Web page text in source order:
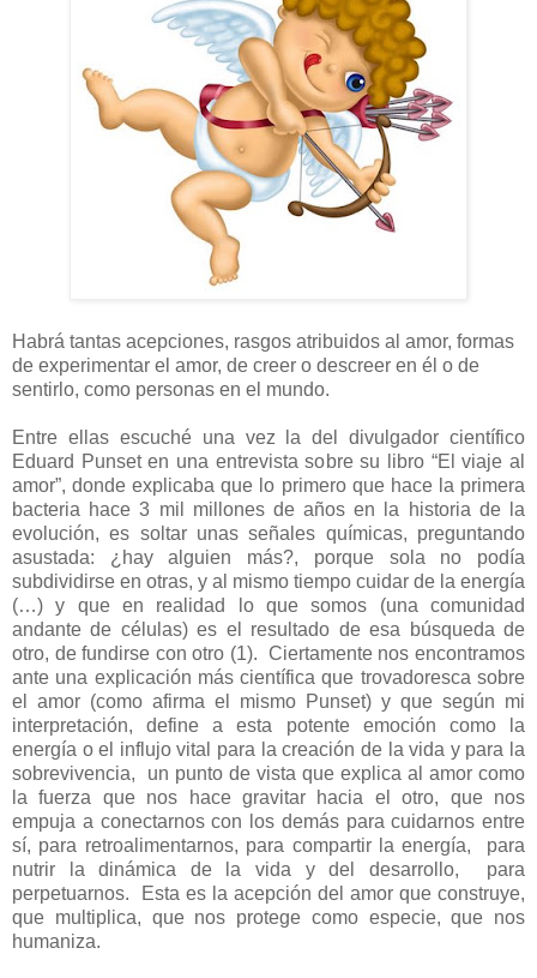
Habrá tantas acepciones, rasgos atribuidos al amor, formas
de experimentar el amor, de creer o descreer en él o de
sentirlo, como personas en el mundo.
Entre ellas escuché una vez la del divulgador científico
Eduard Punset en una entrevista sobre su libro “El viaje al
amor”, donde explicaba que lo primero que hace la primera
bacteria hace 3 mil millones de años en la historia de la
evolución, es soltar unas señales químicas, preguntando
asustada: ¿hay alguien más?, porque sola no podía
subdividirse en otras, y al mismo tiempo cuidar de la energía
(…) y que en realidad lo que somos (una comunidad
andante de células) es el resultado de esa búsqueda de
otro, de fundirse con otro (1). Ciertamente nos encontramos
ante una explicación más científica que trovadoresca sobre
el amor (como afirma el mismo Punset) y que según mi
interpretación, define a esta potente emoción como la
energía o el influjo vital para la creación de la vida y para la
sobrevivencia, un punto de vista que explica al amor como
la fuerza que nos hace gravitar hacia el otro, que nos
empuja a conectarnos con los demás para cuidarnos entre
sí, para retroalimentarnos, para compartir la energía, para
nutrir la dinámica de la vida y del desarrollo, para
perpetuarnos. Esta es la acepción del amor que construye,
que multiplica, que nos protege como especie, que nos
humaniza.